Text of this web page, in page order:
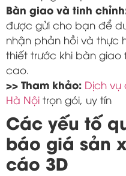
Bàn giao và tinh
được gửi cho bạn để
nhận phản hồi và thực
thiết trước khi bàn
cao.
>> Tham khảo: Dịch
Hà Nội trọn gói, uy tín
Các yếu tố
báo giá sản
cáo 3D